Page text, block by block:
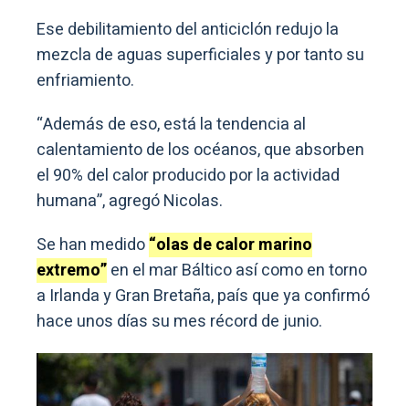
Ese debilitamiento del anticiclón redujo la
mezcla de aguas superficiales y por tanto su
enfriamiento.
“Además de eso, está la tendencia al
calentamiento de los océanos, que absorben
el 90% del calor producido por la actividad
humana”, agregó Nicolas.
Se han medido“olas de calor marino
extremo”en el mar Báltico así como en torno
a Irlanda y Gran Bretaña, país que ya confirmó
hace unos días su mes récord de junio.